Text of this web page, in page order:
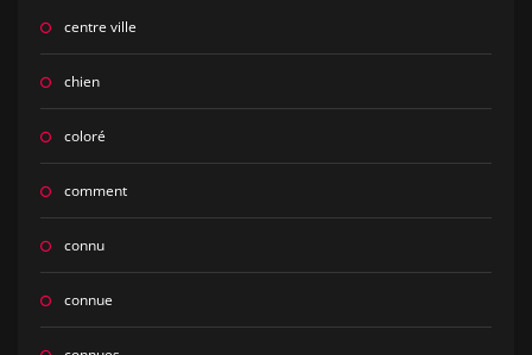
centre ville
chien
coloré
comment
connu
connue